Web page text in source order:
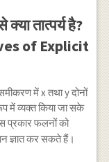
तात्पर्य है?
of Explicit
में x तथा y दोनों
में व्यक्त किया जा सके
प्रकार फलनों को
ज्ञात कर सकते हैं।